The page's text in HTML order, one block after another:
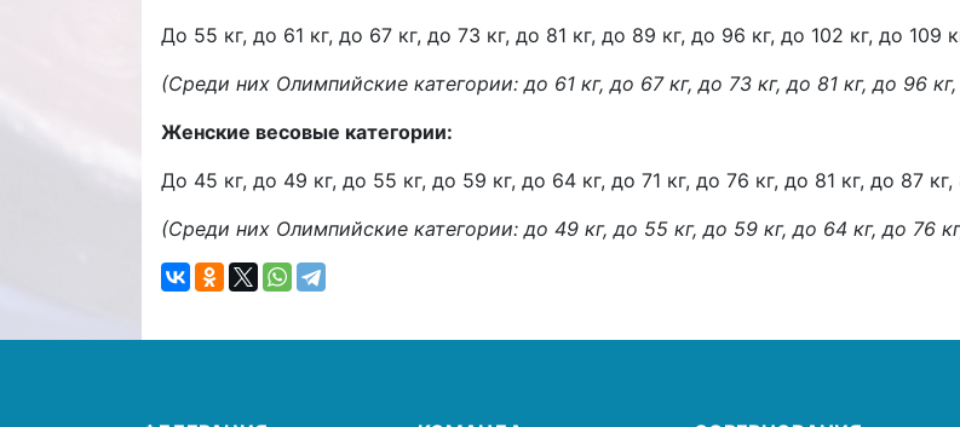
До 55 кг, до 61 кг, до 67 кг, до 73 кг, до 81 кг, до 89 кг, до 96 кг, до 102 кг, до 109
(Среди них Олимпийские категории: до 61 кг, до 67 кг, до 73 кг, до 81 кг, до 96
Женские весовые категории:
До 45 кг, до 49 кг, до 55 кг, до 59 кг, до 64 кг, до 71 кг, до 76 кг, до 81 кг, до 87 кг,
(Среди них Олимпийские категории: до 49 кг, до 55 кг, до 59 кг, до 64 кг, до 76